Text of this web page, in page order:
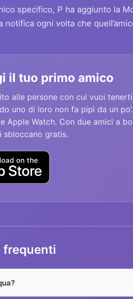
specifico, P ha aggiunto la
ogni volta che
il tuo primo amico
alle persone con cui vuoi
uno di loro non fa pipì da un
Apple Watch. Con due amici a
sbloccano gratis.
frequenti